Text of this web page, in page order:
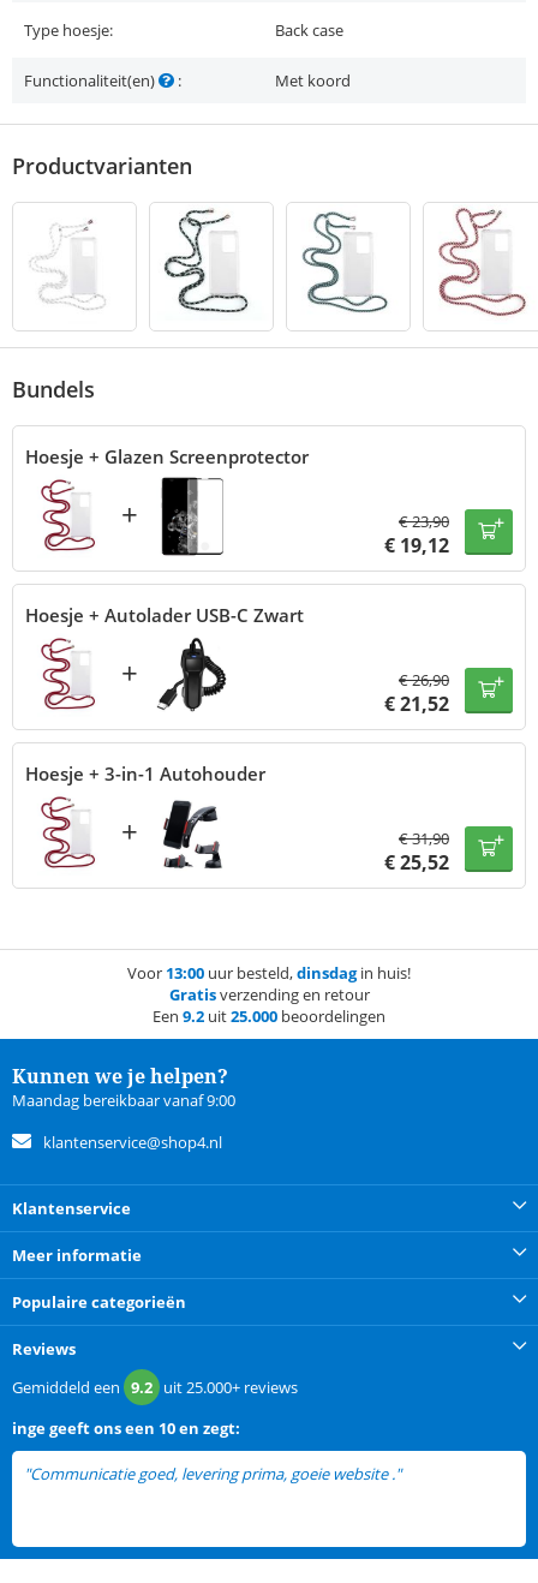
Type hoesje: Back case
Functionaliteit(en) : Met koord
Productvarianten
Bundels
Hoesje + Glazen Screenprotector
+ €23,90
€ 19,12
Hoesje + Autolader USB-C Zwart
+ €26,90
€21,52
Hoesje + 3-in-1 Autohouder
+ €31,90
€25,52
Voor 13:00 uur besteld,dinsdagin huis!
Gratisverzending en retour
Een 9.2 uit25.000 beoordelingen
Kunnen we je helpen?
Maandag bereikbaar vanaf 9:00
klantenservice@shop4.nl
Klantenservice
Meer informatie
Populaire categorieën
Reviews
Gemiddeld een 9.2 uit25.000+ reviews
ingegeeft ons een 10 en zegt:
"Communicatie goed, levering prima, goeie website ."